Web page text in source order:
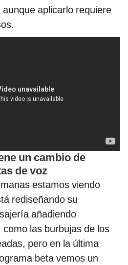
aplicarlo requiere
un cambio de
de voz
estamos viendo
rediseñando su
añadiendo
las burbujas de los
pero en la última
beta vemos un